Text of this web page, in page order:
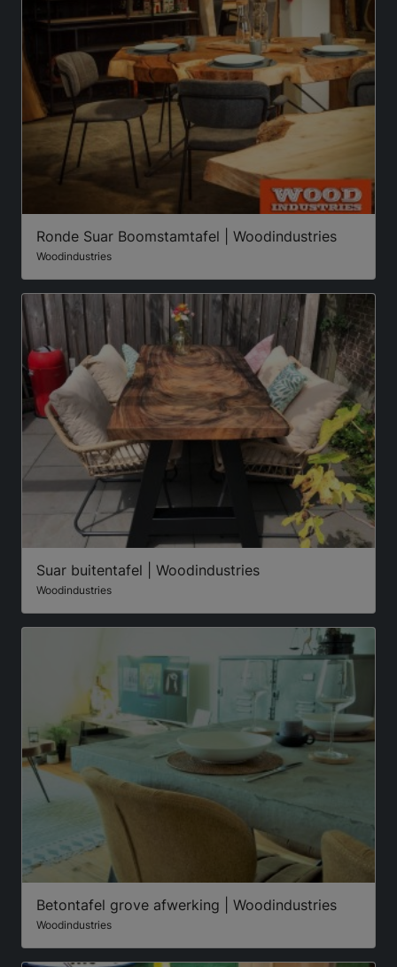
Ronde Suar Boomstamtafel | Woodindustries
Woodindustries
Suar buitentafel | Woodindustries
Woodindustries
Betontafel grove afwerking | Woodindustries
Woodindustries